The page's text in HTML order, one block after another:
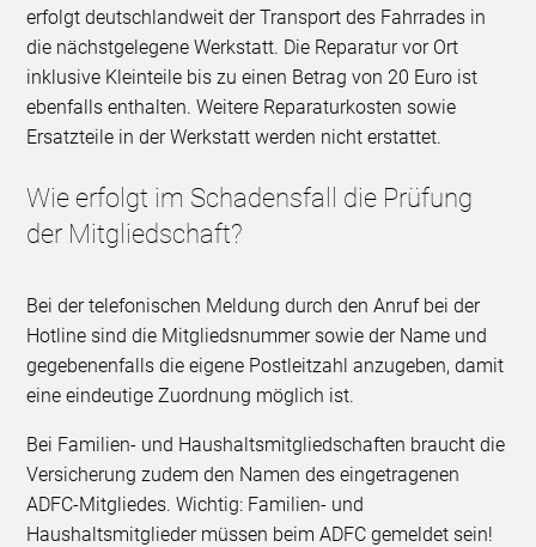
erfolgt deutschlandweit der Transport des Fahrrades in
die nächstgelegene Werkstatt. Die Reparatur vor Ort
inklusive Kleinteile bis zu einen Betrag von 20 Euro ist
ebenfalls enthalten. Weitere Reparaturkosten sowie
Ersatzteile in der Werkstatt werden nicht erstattet.
Wie erfolgt im Schadensfall die Prüfung
der Mitgliedschaft?
Bei der telefonischen Meldung durch den Anruf bei der
Hotline sind die Mitgliedsnummer sowie der Name und
gegebenenfalls die eigene Postleitzahl anzugeben, damit
eine eindeutige Zuordnung möglich ist.
Bei Familien- und Haushaltsmitgliedschaften braucht die
Versicherung zudem den Namen des eingetragenen
ADFC-Mitgliedes. Wichtig: Familien- und
Haushaltsmitglieder müssen beim ADFC gemeldet sein!